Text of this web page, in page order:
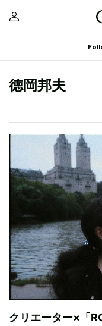
徳岡邦夫
クリエーター×「